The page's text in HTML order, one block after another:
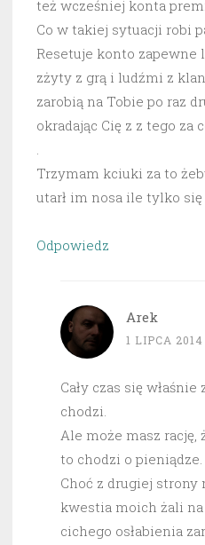
też wcześniej konta
Co w takiej sytuacji robi
Resetuje konto zapewne
zżyty z grą i ludźmi z
zarobią na Tobie po raz
okradając Cię z z tego za
.
Trzymam kciuki za to
utarł im nosa ile tylko się
Odpowiedz
Arek
1 LIPCA 2014
Cały czas się
chodzi.
Ale może masz rację,
to chodzi o pieniądze.
Choć z drugiej strony
kwestia moich żali
cichego osłabienia